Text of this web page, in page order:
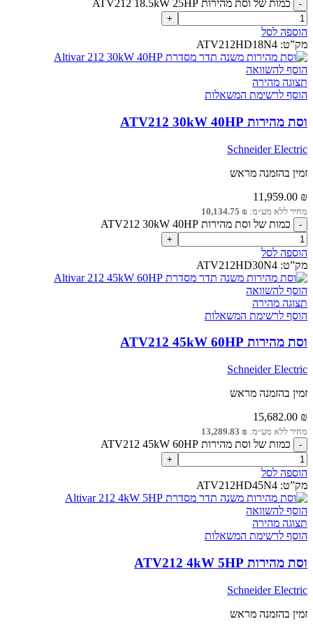
כמות של וסת מהירות ATV212 18.5kW 25HP
הוספה לסל
מק”ט: ATV212HD18N4
הוסף להשוואה
תצוגה מהירה
הוסף לרשימת המשאלות
וסת מהירות ATV212 30kW 40HP
Schneider Electric
זמין בהזמנה מראש
11,959.00 ₪
מחיר ללא מע״מ: 10,134.75 ₪
כמות של וסת מהירות ATV212 30kW 40HP
הוספה לסל
מק”ט: ATV212HD30N4
הוסף להשוואה
תצוגה מהירה
הוסף לרשימת המשאלות
וסת מהירות ATV212 45kW 60HP
Schneider Electric
זמין בהזמנה מראש
15,682.00 ₪
מחיר ללא מע״מ: 13,289.83 ₪
כמות של וסת מהירות ATV212 45kW 60HP
הוספה לסל
מק”ט: ATV212HD45N4
הוסף להשוואה
תצוגה מהירה
הוסף לרשימת המשאלות
וסת מהירות ATV212 4kW 5HP
Schneider Electric
זמין בהזמנה מראש